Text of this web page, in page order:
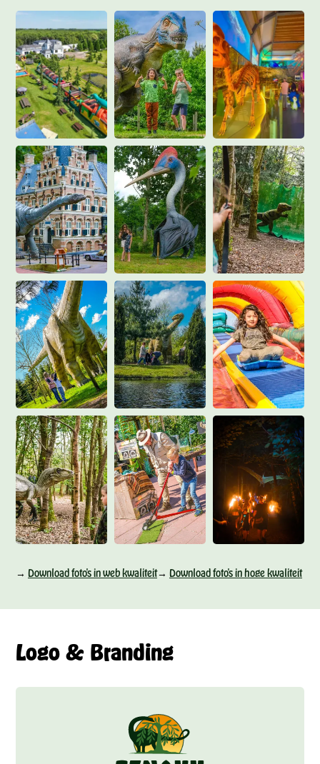
→ Download foto's in web kwaliteit→ Download foto's in hoge kwaliteit
Logo & Branding